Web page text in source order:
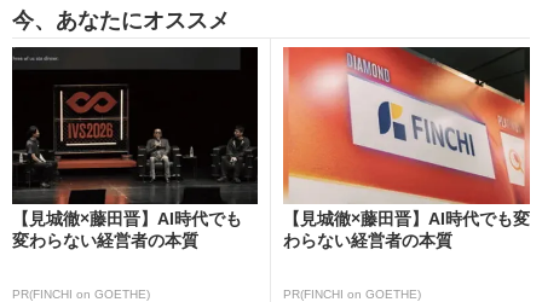
今、あなたにオススメ
【見城徹×藤田晋】AI時代でも
変わらない経営者の本質
PR(FINCHI on GOETHE)
【見城徹×藤田晋】AI時代でも変
わらない経営者の本質
PR(FINCHI on GOETHE)